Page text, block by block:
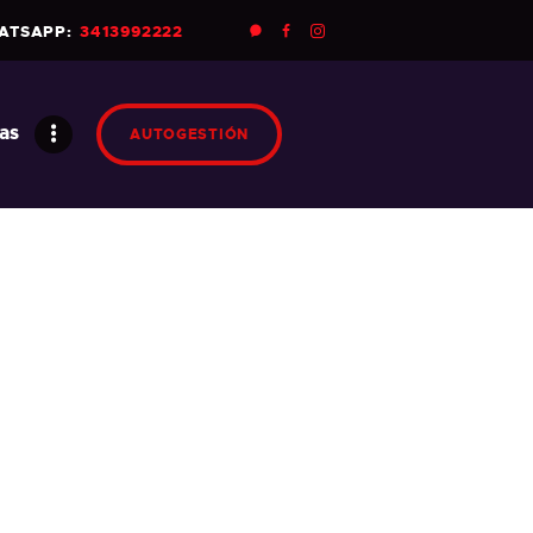
3413992222
AUTOGESTIÓN